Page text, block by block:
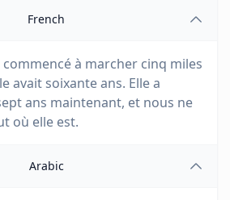
French
à marcher cinq miles
avait soixante ans. Elle a
ans maintenant, et nous ne
où elle est.
Arabic